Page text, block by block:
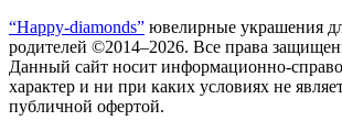
“Happy-diamonds” ювелирные украшения
родителей ©2014–2026. Все права
Данный сайт носит информационно-
характер и ни при каких условиях не
публичной офертой.